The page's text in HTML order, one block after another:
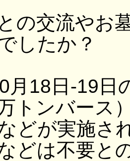
の交流やお
したか？
月18日-19日
トンバース
どが実施さ
どは不要と